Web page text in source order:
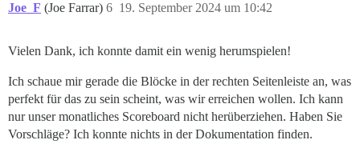
Joe_F (Joe Farrar) 19. September 2024 um 10:42
6
Vielen Dank, ich konnte damit ein wenig herumspielen!
Ich schaue mir gerade die Blöcke in der rechten Seitenleiste an, was
perfekt für das zu sein scheint, was wir erreichen wollen. Ich kann
nur unser monatliches Scoreboard nicht herüberziehen. Haben Sie
Vorschläge? Ich konnte nichts in der Dokumentation finden.